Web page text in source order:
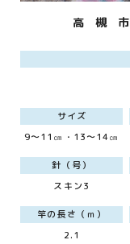
高 槻 市
サイズ
9～11㎝・13～14㎝
針（号）
スキン3
竿の長さ（ｍ）
2.1